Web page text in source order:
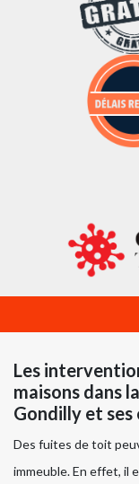
Les
maisons dans
Gondilly et ses
Des fuites de toit
immeuble. En effet, il